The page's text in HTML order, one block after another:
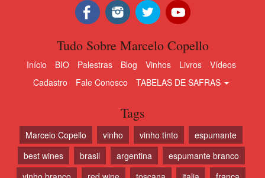
Tudo Sobre Marcelo Copello
Início BIO Palestras Blog Vinhos Livros
Vídeos
Cadastro
Fale Conosco TABELAS DE SAFRAS
Tags
Marcelo Copello vinho vinho tinto
espumante
best wines
brasil argentina
espumante branco